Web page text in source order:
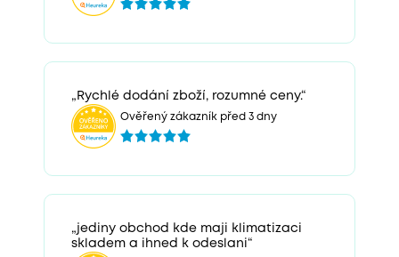
„Rychlé dodání zboží, rozumné ceny.“
Ověřený zákazník před 3 dny
„jediny obchod kde maji klimatizaci
skladem a ihned k odeslani“